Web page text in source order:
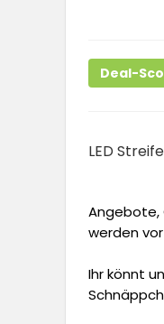
Deal-
LED
Angebote,
werden
Ihr könnt